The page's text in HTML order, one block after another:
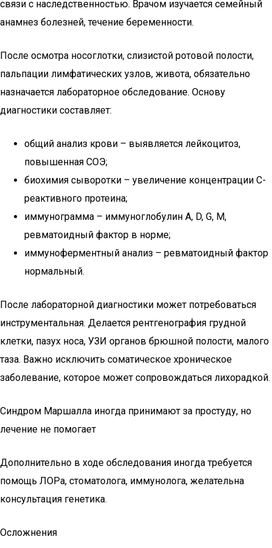
связи с наследственностью. Врачом изучается семейный
анамнез болезней, течение беременности.
После осмотра носоглотки, слизистой ротовой полости,
пальпации лимфатических узлов, живота, обязательно
назначается лабораторное обследование. Основу
диагностики составляет:
общий анализ крови – выявляется лейкоцитоз,
повышенная СОЭ;
биохимия сыворотки – увеличение концентрации С-
реактивного протеина;
иммунограмма – иммуноглобулин A, D, G, M,
ревматоидный фактор в норме;
иммуноферментный анализ – ревматоидный фактор
нормальный.
После лабораторной диагностики может потребоваться
инструментальная. Делается рентгенография грудной
клетки, пазух носа, УЗИ органов брюшной полости, малого
таза. Важно исключить соматическое хроническое
заболевание, которое может сопровождаться лихорадкой.
Синдром Маршалла иногда принимают за простуду, но
лечение не помогает
Дополнительно в ходе обследования иногда требуется
помощь ЛОРа, стоматолога, иммунолога, желательна
консультация генетика.
Осложнения